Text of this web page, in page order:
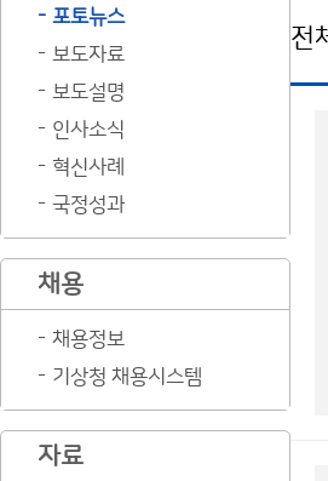
포토뉴스
보도자료
보도설명
인사소식
혁신사례
국정성과
채용
채용정보
기상청 채용시스템
자료
전